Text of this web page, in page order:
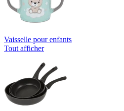
Vaisselle pour enfants
Tout afficher